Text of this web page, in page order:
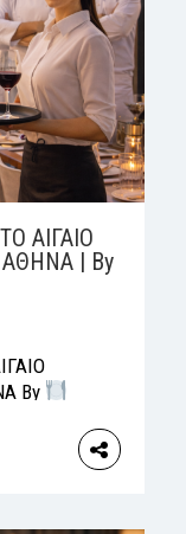
ΑΙΓΑΙΟ
| By
By